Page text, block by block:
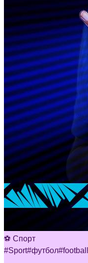
⚽ Спорт
#Sport#футбол#football